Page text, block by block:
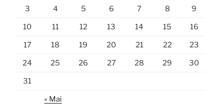
3 4 5 6 7 8 9
10 11 12 13 14 15 16
17 18 19 20 21 22 23
24 25 26 27 28 29 30
31
« Mai